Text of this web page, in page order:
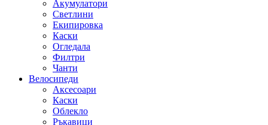
Акумулатори
Светлини
Екипировка
Каски
Огледала
Филтри
Чанти
Велосипеди
Аксесоари
Каски
Облекло
Ръкавици